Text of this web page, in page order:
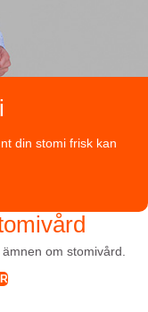
din stomi frisk kan
om stomivård.